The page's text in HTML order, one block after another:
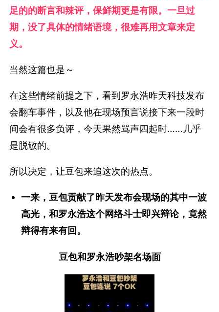
足的的断言和辣评，保鲜期更是有限。一旦过
期，没了具体的情绪语境，很难再用文章来定
义。
当然这篇也是～
在这些情绪前提之下，看到罗永浩昨天科技发布
会翻车事件，以及他在现场预言说接下来一段时
间会有很多负评，今天果然骂声四起时……几乎
是脱敏的。
所以决定，让豆包来追这次的热点。
一来，豆包贡献了昨天发布会现场的其中一波
高光，和罗永浩这个网络斗士即兴辩论，竟然
辩得有来有回。
豆包和罗永浩吵架名场面